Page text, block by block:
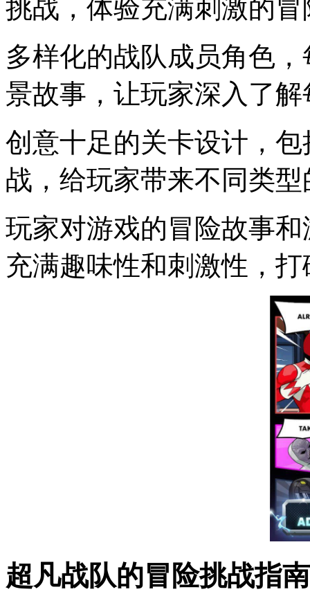
挑战，体验充满刺激的冒
多样化的战队成员角色
景故事，让玩家深入了
创意十足的关卡设计，
战，给玩家带来不同类
玩家对游戏的冒险故事
充满趣味性和刺激性，
超凡战队的冒险挑战指南